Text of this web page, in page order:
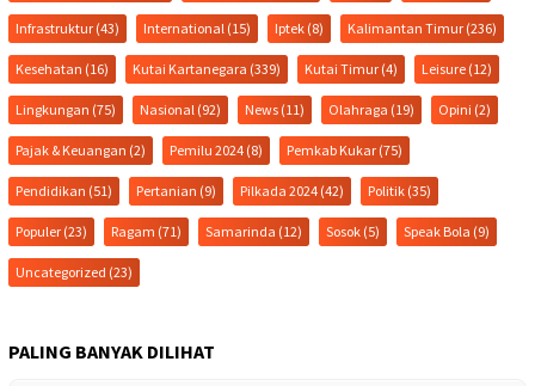
Infrastruktur (43) International (15) Iptek (8) Kalimantan Timur (236)
Kesehatan (16) Kutai Kartanegara (339) Kutai Timur (4) Leisure (12)
Lingkungan (75) Nasional (92) News (11) Olahraga (19) Opini (2)
Pajak & Keuangan (2) Pemilu 2024 (8) Pemkab Kukar (75)
Pendidikan (51) Pertanian (9) Pilkada 2024 (42) Politik (35)
Populer (23) Ragam (71) Samarinda (12) Sosok (5) Speak Bola (9)
Uncategorized (23)
PALING BANYAK DILIHAT